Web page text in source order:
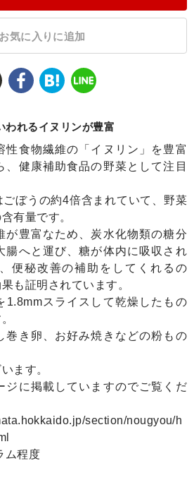
お気に入りに追加
われるイヌリンが豊富
性食物繊維の「イヌリン」を豊富
、健康補助食品の野菜として注目
ごぼうの約4倍含まれていて、野菜
有量です。
が豊富なため、炭水化物類の糖分
腸へと運び、糖が体内に吸収され
便秘改善の補助をしてくれるの
も証明されています。
1.8mmスライスして乾燥したもの
巻き卵、お好み焼きなどの粉もの
ます。
ジに掲載していますのでご覧くだ
section/nougyou/h
ム程度